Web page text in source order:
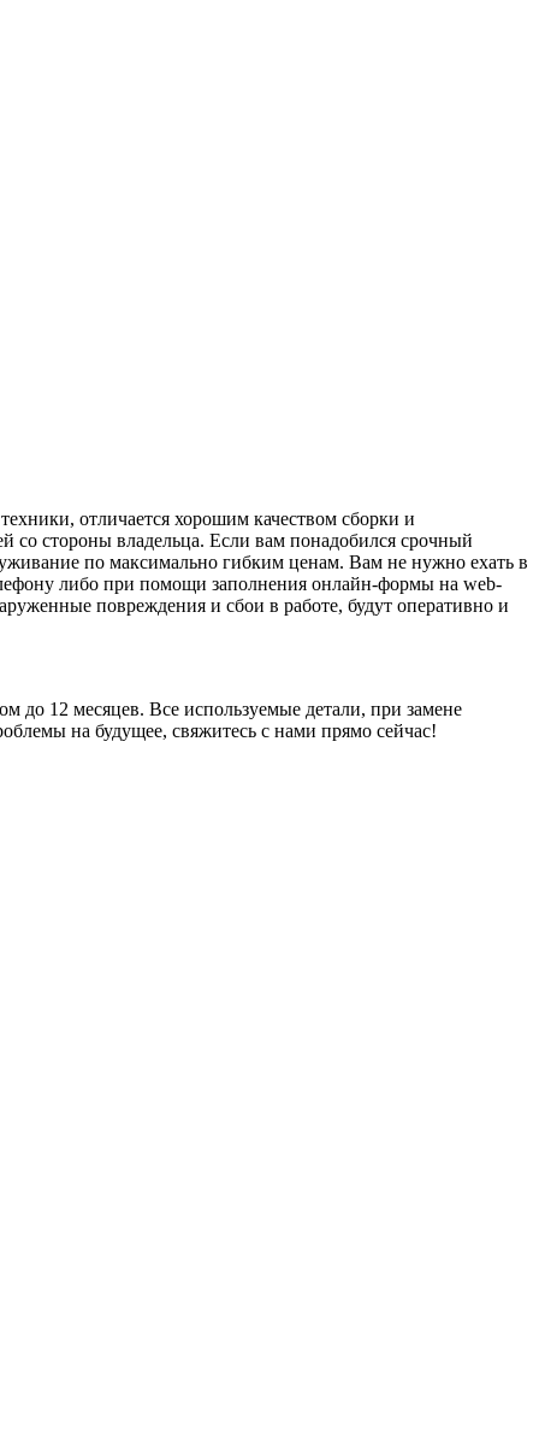
отличается хорошим качеством сборки и
со стороны владельца. Если вам понадобился срочный
по максимально гибким ценам. Вам не нужно ехать в
либо при помощи заполнения онлайн-формы на web-
повреждения и сбои в работе, будут оперативно и
до 12 месяцев. Все используемые детали, при замене
на будущее, свяжитесь с нами прямо сейчас!